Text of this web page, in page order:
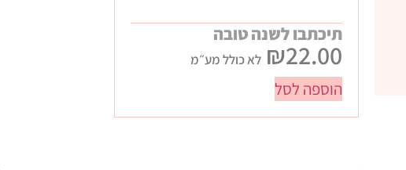
תיכתבו לשנה טובה
₪22.00 לא כולל מע״מ
הוספה לסל